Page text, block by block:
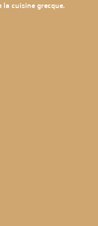
la cuisine grecque.